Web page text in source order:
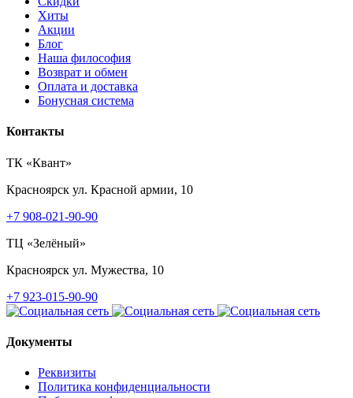
Хиты
Акции
Блог
Наша философия
Возврат и обмен
Оплата и доставка
Бонусная система
Контакты
ТК «Квант»
Красноярск ул. Красной армии, 10
+7 908-021-90-90
ТЦ «Зелёный»
Красноярск ул. Мужества, 10
+7 923-015-90-90
Документы
Реквизиты
Политика конфиденциальности